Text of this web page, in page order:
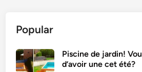
Popular
Piscine de jardin!
d’avoir une cet été?